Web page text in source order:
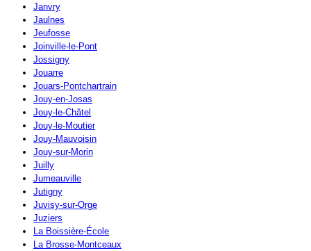
Janvry
Jaulnes
Jeufosse
Joinville-le-Pont
Jossigny
Jouarre
Jouars-Pontchartrain
Jouy-en-Josas
Jouy-le-Châtel
Jouy-le-Moutier
Jouy-Mauvoisin
Jouy-sur-Morin
Juilly
Jumeauville
Jutigny
Juvisy-sur-Orge
Juziers
La Boissière-École
La Brosse-Montceaux